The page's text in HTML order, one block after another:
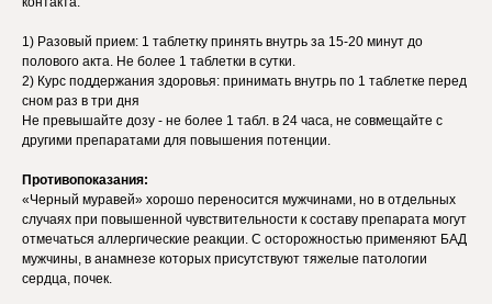
1) Разовый прием: 1 таблетку принять внутрь за 15-20 минут до
полового акта. Не более 1 таблетки в сутки.
2) Курс поддержания здоровья: принимать внутрь по 1 таблетке перед
сном раз в три дня
Не превышайте дозу - не более 1 табл. в 24 часа, не совмещайте с
другими препаратами для повышения потенции.
Противопоказания:
«Черный муравей» хорошо переносится мужчинами, но в отдельных
случаях при повышенной чувствительности к составу препарата могут
отмечаться аллергические реакции. С осторожностью применяют БАД
мужчины, в анамнезе которых присутствуют тяжелые патологии
сердца, почек.